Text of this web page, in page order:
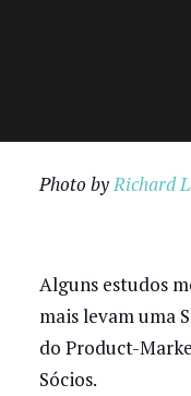
Photo byRichard
Alguns estudos
mais levam uma
do Product-
Sócios.